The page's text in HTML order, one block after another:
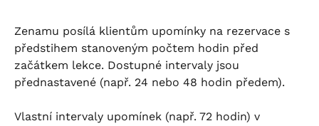
Zenamu posílá klientům upomínky na rezervace s
předstihem stanoveným počtem hodin před
začátkem lekce. Dostupné intervaly jsou
přednastavené (např. 24 nebo 48 hodin předem).
Vlastní intervaly upomínek (např. 72 hodin) v